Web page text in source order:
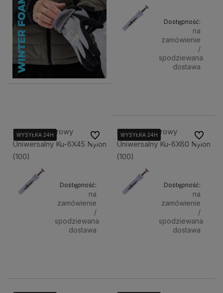
Dostępność:
na
zamówienie
/
spodziewana
dostawa
Kołek Rozporowy
Uniwersalny Ku-6X45 Nylon
(100)
WYSYŁKA 24H
WYSYŁKA 24H
WYSYŁKA 24H
Dostępność:
na
zamówienie
/
spodziewana
dostawa
Do ulubionychKołek Rozporowy
Uniwersalny Ku-6X60 Nylon
(100)
WYSYŁKA 24H
WYSYŁKA 24H
WYSYŁKA 24H
Dostępność:
na
zamówienie
/
spodziewana
dostawa
Do